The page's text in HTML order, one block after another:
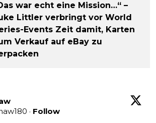
war echt eine Mission…“ –
Littler verbringt vor World
Events Zeit damit, Karten
Verkauf auf eBay zu
· Follow